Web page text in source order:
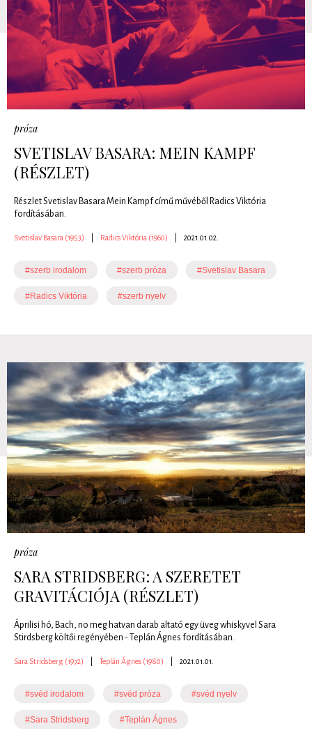
próza
SVETISLAV BASARA: MEIN KAMPF
(RÉSZLET)
Részlet Svetislav Basara Mein Kampf című művéből Radics Viktória
fordításában.
Svetislav Basara (1953) Radics Viktória (1960) 2021.01.02.
#szerb irodalom #szerb próza #Svetislav Basara
#Radics Viktória #szerb nyelv
próza
SARA STRIDSBERG: A SZERETET
GRAVITÁCIÓJA (RÉSZLET)
Áprilisi hó, Bach, no meg hatvan darab altató egy üveg whiskyvel Sara
Stirdsberg költői regényében - Teplán Ágnes fordításában.
Sara Stridsberg (1972) Teplán Ágnes (1980) 2021.01.01.
#svéd irodalom #svéd próza #svéd nyelv
#Sara Stridsberg #Teplán Ágnes